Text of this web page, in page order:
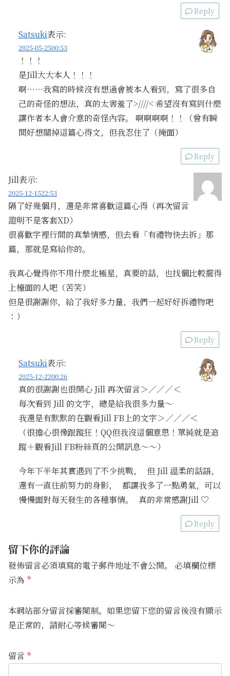
Reply
Satsuki表示:
2025-05-2500:53
！！！
是Jill大大本人！！！
啊⋯⋯我寫的時候沒有想過會被本人看到，寫了很多自
己的奇怪的想法，真的太害羞了>////< 希望沒有寫到什麼
讓作者本人會介意的奇怪內容。 啊啊啊啊！！（曾有瞬
間好想關掉這篇心得文，但我忍住了（掩面）
Reply
Jill表示:
2025-12-1522:53
隔了好幾個月，還是非常喜歡這篇心得（再次留言
證明不是客套XD）
很喜歡字裡行間的真摯情感，但去看「有禮物快去拆」那
篇，那就是寫給你的。
我真心覺得你不用什麼北極星，真要的話，也找個比較擺得
上檯面的人吧（苦笑）
但是很謝謝你，給了我好多力量，我們一起好好拆禮物吧
：）
Reply
Satsuki表示:
2025-12-2200:26
真的很謝謝也很開心 Jill 再次留言＞／／／＜
每次看到 Jill 的文字，總是給我很多力量～
我還是有默默的在觀看Jill FB上的文字＞／／／＜
（很擔心很像跟蹤狂！QQ但我沒這個意思！單純就是追
蹤＋觀看Jill FB粉絲頁的公開訊息～～）
今年下半年其實遇到了不少挑戰， 但 Jill 溫柔的話語，
還有一直往前努力的身影， 都讓我多了一點勇氣，可以
慢慢面對每天發生的各種事情。 真的非常感謝Jill ♡
Reply
留下你的評論
發佈留言必須填寫的電子郵件地址不會公開。
必填欄位標
示為 *
本網站部分留言採審閱制。如果您留下您的留言後沒有顯示
是正常的，請耐心等候審閱～
留言 *